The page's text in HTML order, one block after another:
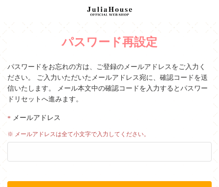
パスワード再設定
パスワードをお忘れの方は、ご登録のメールアドレスをご入力く
ださい。
ご入力いただいたメールアドレス宛に、確認コードを送
信いたします。
メール本文中の確認コードを入力するとパスワー
ドリセットへ進みます。
メールアドレス
※ メールアドレスは全て小文字で入力してください。